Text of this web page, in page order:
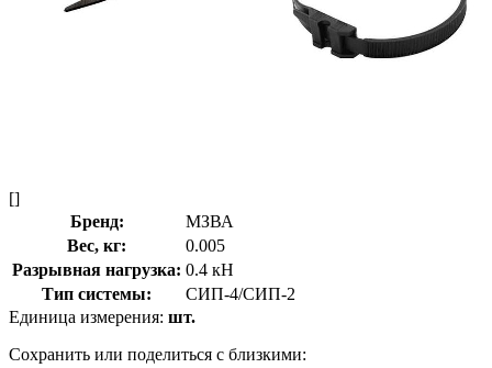
[]
Бренд:
МЗВА
Вес, кг:
0.005
Разрывная нагрузка: 0.4 кН
Тип системы:
СИП-4/СИП-2
Единица измерения: шт.
Сохранить или поделиться с близкими: